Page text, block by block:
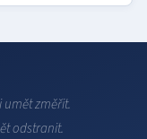
změřit.
odstranit.